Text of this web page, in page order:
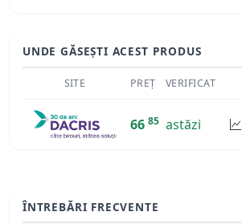
UNDE GĂSEȘTI ACEST PRODUS
SITE PREȚ VERIFICAT
66 85 astăzi
ÎNTREBĂRI FRECVENTE